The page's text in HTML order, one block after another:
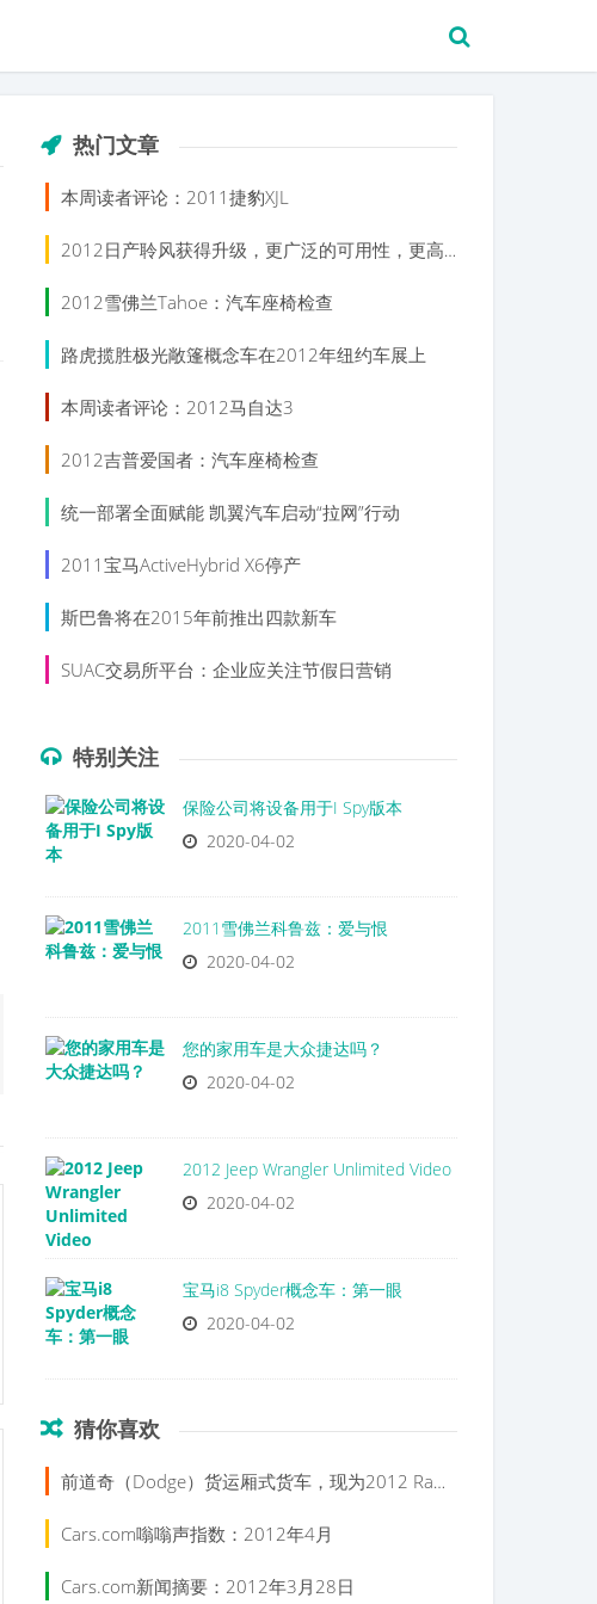
热门文章
本周读者评论：2011捷豹XJL
2012日产聆风获得升级，更广泛的可用性，更高的价格
2012雪佛兰Tahoe：汽车座椅检查
路虎揽胜极光敞篷概念车在2012年纽约车展上
本周读者评论：2012马自达3
2012吉普爱国者：汽车座椅检查
统一部署全面赋能 凯翼汽车启动“拉网”行动
2011宝马ActiveHybrid X6停产
斯巴鲁将在2015年前推出四款新车
SUAC交易所平台：企业应关注节假日营销
特别关注
保险公司将设备用于I Spy版本
2020-04-02
2011雪佛兰科鲁兹：爱与恨
2020-04-02
您的家用车是大众捷达吗？
2020-04-02
2012 Jeep Wrangler Unlimited Video
2020-04-02
宝马i8 Spyder概念车：第一眼
2020-04-02
猜你喜欢
前道奇（Dodge）货运厢式货车，现为2012 Ram C / V货运厢式货车
Cars.com嗡嗡声指数：2012年4月
Cars.com新闻摘要：2012年3月28日